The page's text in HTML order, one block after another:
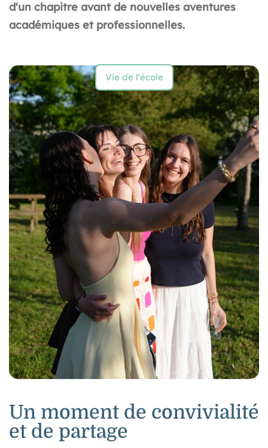
d'un chapitre avant de nouvelles aventures
académiques et professionnelles.
Vie de l'école
Un moment de convivialité
et de partage